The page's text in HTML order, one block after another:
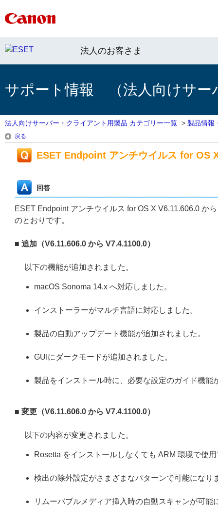
法人のお客さま
サポート情報 （法人向けサー
法人向けサーバー・クライアント用製品 カテゴリー一覧 > 製品情報
戻る
ESET Endpoint アンチウイルス for OS
回答
ESET Endpoint アンチウイルス for OS X V6.11.606.0 か
のとおりです。
■ 追加（V6.11.606.0 から V7.4.1100.0）
以下の機能が追加されました。
macOS Sonoma 14.x へ対応しました。
インストーラーがマルチ言語に対応しました。
製品の自動アップデート機能が追加されました。
GUIにダークモードが追加されました。
製品をインストール時に、必要な設定のガイド機能
■ 変更 （V6.11.606.0 から V7.4.1100.0）
以下の内容が変更されました。
Rosetta をインストールしなくても ARM 環境で使
検出の除外設定がさまざまなパターンで可能になり
リムーバブルメディア挿入時の自動スキャンが可能